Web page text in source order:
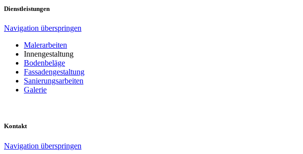
Dienstleistungen
Navigation überspringen
Malerarbeiten
Innengestaltung
Bodenbeläge
Fassadengestaltung
Sanierungsarbeiten
Galerie
Kontakt
Navigation überspringen